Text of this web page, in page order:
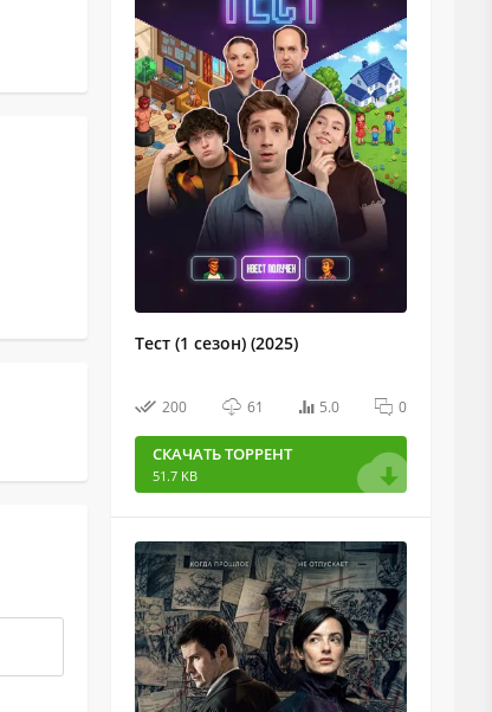
Тест (1 сезон) (2025)
200 61 5.0 0
СКАЧАТЬ ТОРРЕНТ
51.7 KB